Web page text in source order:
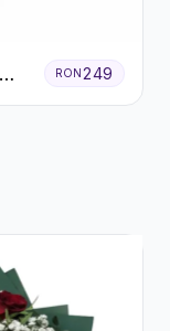
RON 249